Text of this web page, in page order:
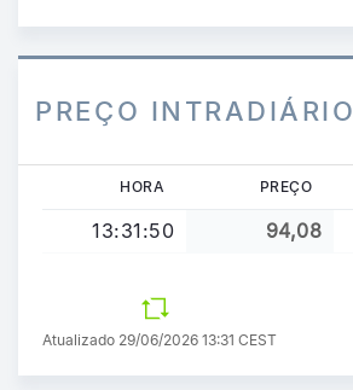
PREÇO INTRADIÁRIO
HORA PREÇO
13:31:50 94,08
Atualizado 29/06/2026 13:31 CEST